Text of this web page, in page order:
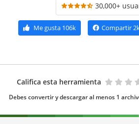
30,000+
Me gusta106k Compartir
Califica esta herramienta
Debes convertir y descargar al menos 1